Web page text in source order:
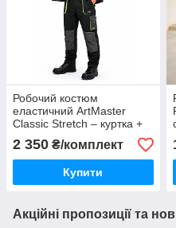
Робочий костюм
еластичний ArtMaster
Classic Stretch – куртка +
напівкомбінезон, комфорт
та міцність
2 350 ₴/комплект
Купити
Акційні пропозиції та